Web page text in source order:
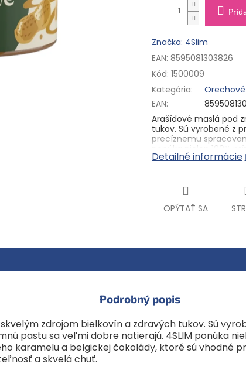
Značka: 4Slim
EAN: 8595081303826
Kód: 1500009
Kategória:
EAN:
Arašídové maslá pod
tukov. Sú vyrobené z
precíznemu
ponúka nielen 100%
verzie s príchuťou
Detailné informácie
OPÝTAŤ SA
Podrobný popis
zdrojom bielkovín a zdravých tukov. Sú
pastu sa veľmi dobre natierajú. 4SLIM ponúka
karamelu a belgickej čokolády, ktoré sú vhodné
a skvelá chuť.